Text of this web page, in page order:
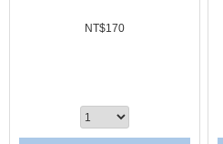
NT$170